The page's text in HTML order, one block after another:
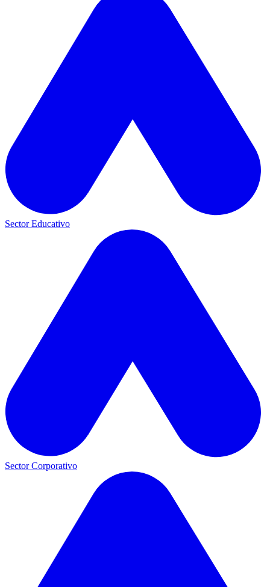
Sector Educativo
Sector Corporativo